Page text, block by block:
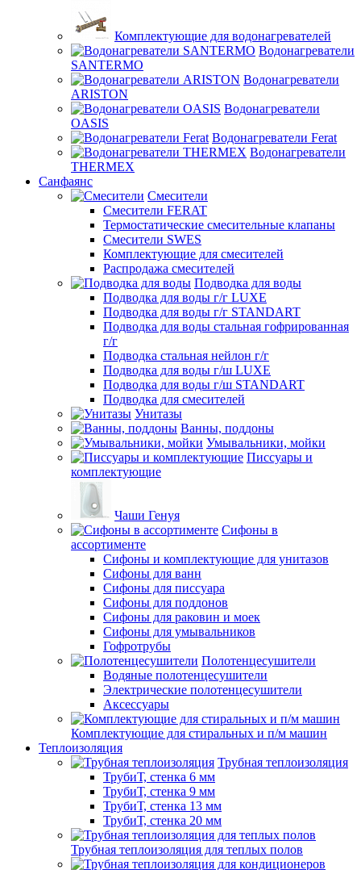
Комплектующие для водонагревателей
Водонагреватели
SANTERMO
Водонагреватели
ARISTON
Водонагреватели
OASIS
Водонагреватели Ferat
Водонагреватели
THERMEX
Санфаянс
Смесители
Смесители FERAT
Термостатические смесительные клапаны
Смесители SWES
Комплектующие для смесителей
Распродажа смесителей
Подводка для воды
Подводка для воды г/г LUXE
Подводка для воды г/г STANDART
Подводка для воды стальная гофрированная
г/г
Подводка стальная нейлон г/г
Подводка для воды г/ш LUXE
Подводка для воды г/ш STANDART
Подводка для смесителей
Унитазы
Ванны, поддоны
Умывальники, мойки
Писсуары и
комплектующие
Чаши Генуя
Сифоны в
ассортименте
Сифоны и комплектующие для унитазов
Сифоны для ванн
Сифоны для писсуара
Сифоны для поддонов
Сифоны для раковин и моек
Сифоны для умывальников
Гофротрубы
Полотенцесушители
Водяные полотенцесушители
Электрические полотенцесушители
Аксессуары
Комплектующие для стиральных и п/м машин
Теплоизоляция
Трубная теплоизоляция
ТрубиТ, стенка 6 мм
ТрубиТ, стенка 9 мм
ТрубиТ, стенка 13 мм
ТрубиТ, стенка 20 мм
Трубная теплоизоляция для теплых полов